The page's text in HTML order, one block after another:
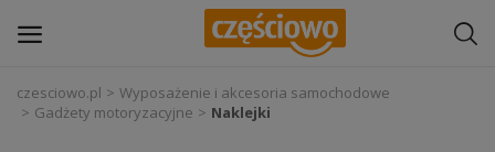
Zaloguj się
czesciowo.pl
Wyposażenie i akcesoria samochodowe
Gadżety motoryzacyjne
Naklejki